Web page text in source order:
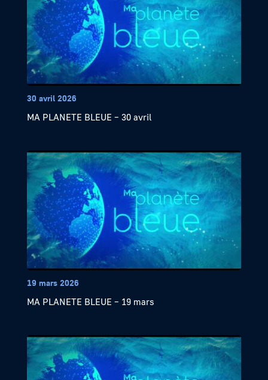
30 avril 2026
MA PLANETE BLEUE – 30 avril
19 mars 2026
MA PLANETE BLEUE – 19 mars